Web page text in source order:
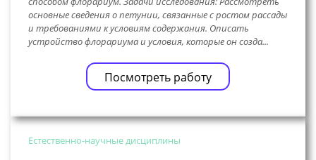
основные сведения о петунии, связанные с ростом рассады
и требованиями к условиям содержания. Описать
устройство флорариума и условия, которые он созда...
Посмотреть работу
Естественно-научные дисциплины